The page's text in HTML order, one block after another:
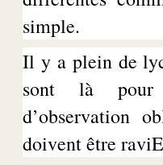
simple.
Il y a plein de
sont là pour
d’observation
doivent être